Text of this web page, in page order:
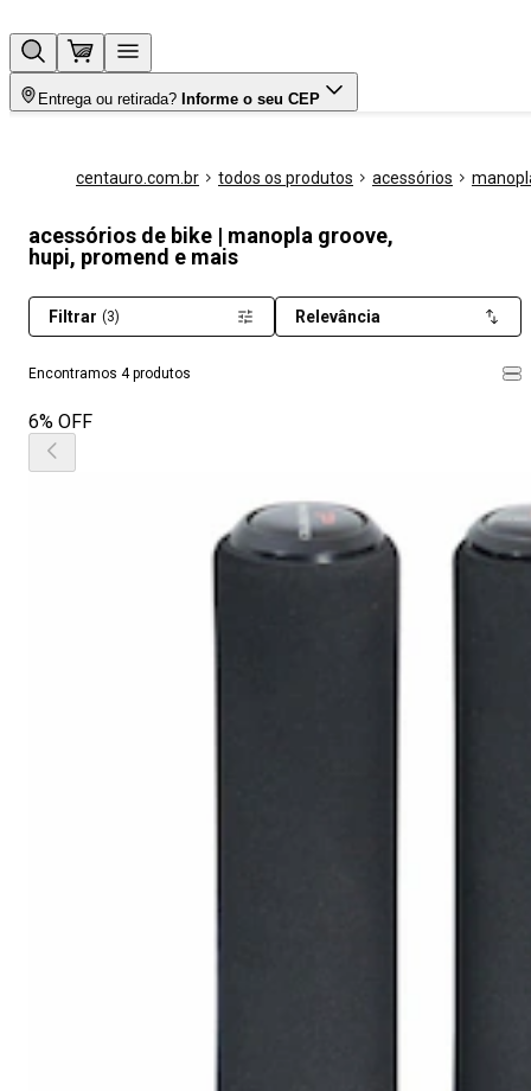
Entrega ou retirada? Informe o seu CEP
centauro.com.br todos os produtos acessórios
acessórios de bike | manopla groove,
hupi, promend e mais
Encontramos 4 produtos
Filtrar (3) Relevância
6% OFF